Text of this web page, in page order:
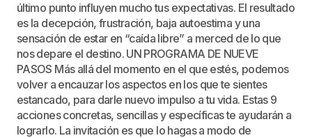
último punto influyen mucho tus expectativas. El resultado
es la decepción, frustración, baja autoestima y una
sensación de estar en “caída libre” a merced de lo que
nos depare el destino. UN PROGRAMA DE NUEVE
PASOS Más allá del momento en el que estés, podemos
volver a encauzar los aspectos en los que te sientes
estancado, para darle nuevo impulso a tu vida. Estas 9
acciones concretas, sencillas y específicas te ayudarán a
lograrlo. La invitación es que lo hagas a modo de